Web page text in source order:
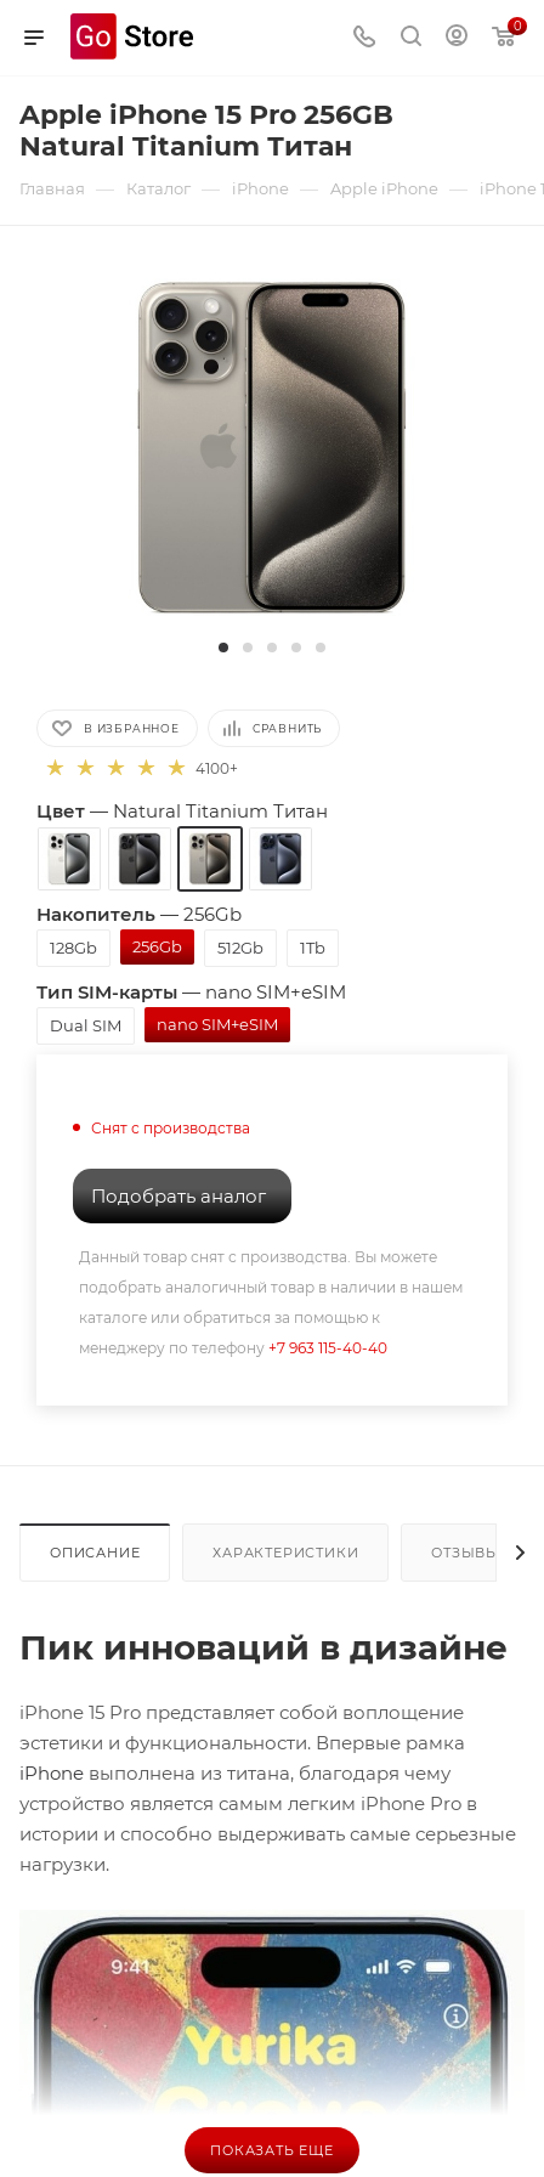
0
Apple iPhone 15 Pro 256GB
Natural Titanium Титан
Главная — Каталог — iPhone — Apple iPhone — iPhone
В ИЗБРАННОЕ СРАВНИТЬ
4100+
Цвет — Natural Titanium Титан
Накопитель — 256Gb
128Gb 256Gb 512Gb 1Tb
Тип SIM-карты — nano SIM+eSIM
Dual SIM nano SIM+eSIM
Снят с производства
Подобрать аналог
Данный товар снят с производства. Вы можете
подобрать аналогичный товар в наличии в нашем
каталоге или обратиться за помощью к
менеджеру по телефону +7 963 115-40-40
ОПИСАНИЕ ХАРАКТЕРИСТИКИ ОТЗЫВЫ
Пик инноваций в дизайне
iPhone 15 Pro представляет собой воплощение
эстетики и функциональности. Впервые рамка
iPhone выполнена из титана, благодаря чему
устройство является самым легким iPhone Pro в
истории и способно выдерживать самые серьезные
нагрузки.
ПОКАЗАТЬ ЕЩЕ